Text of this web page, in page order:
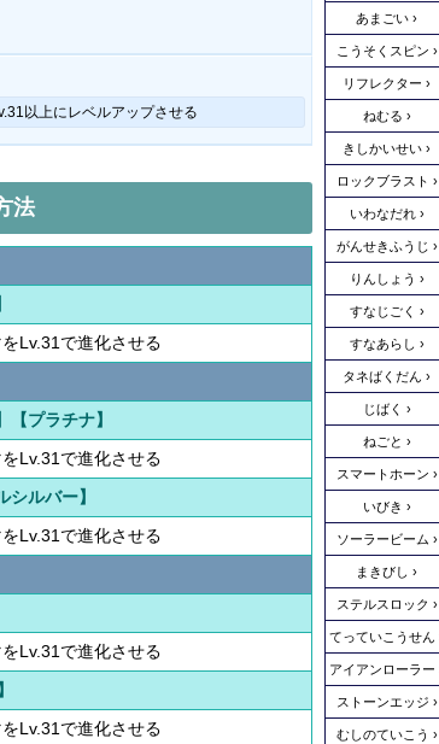
以上にレベルアップさせる
法
Lv.31で進化させる
【プラチナ】
Lv.31で進化させる
シルバー】
Lv.31で進化させる
Lv.31で進化させる
Lv.31で進化させる
あまごい
こうそくスピン
リフレクター
ねむる
きしかいせい
ロックブラスト
いわなだれ
がんせきふうじ
りんしょう
すなじごく
すなあらし
タネばくだん
じばく
ねごと
スマートホーン
いびき
ソーラービーム
まきびし
ステルスロック
てっていこうせん
アイアンローラー
ストーンエッジ
むしのていこう